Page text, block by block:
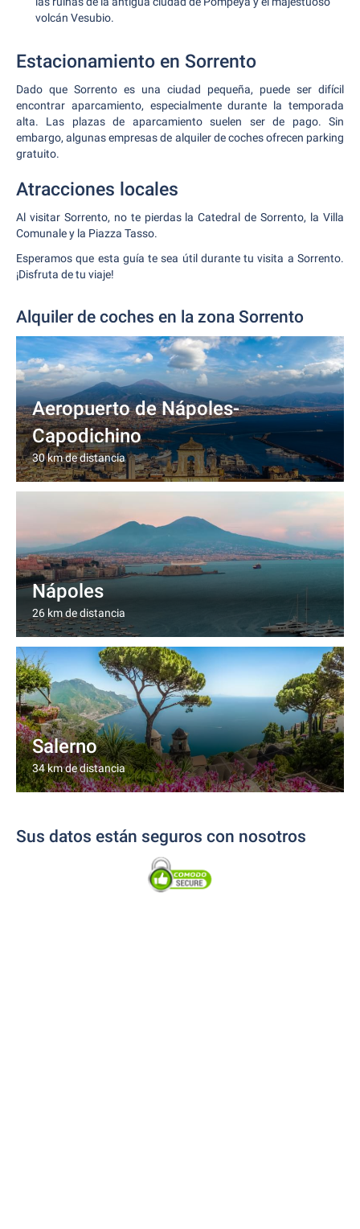
volcán Vesubio.
Estacionamiento en Sorrento
Dado que Sorrento es una ciudad pequeña, puede ser difícil
encontrar aparcamiento, especialmente durante la temporada
alta. Las plazas de aparcamiento suelen ser de pago. Sin
embargo, algunas empresas de alquiler de coches ofrecen parking
gratuito.
Atracciones locales
Al visitar Sorrento, no te pierdas la Catedral de Sorrento, la Villa
Comunale y la Piazza Tasso.
Esperamos que esta guía te sea útil durante tu visita a Sorrento.
¡Disfruta de tu viaje!
Alquiler de coches en la zona Sorrento
Aeropuerto de Nápoles-
Capodichino
30 km de distancia
Nápoles
26 km de distancia
Salerno
34 km de distancia
Sus datos están seguros con nosotros